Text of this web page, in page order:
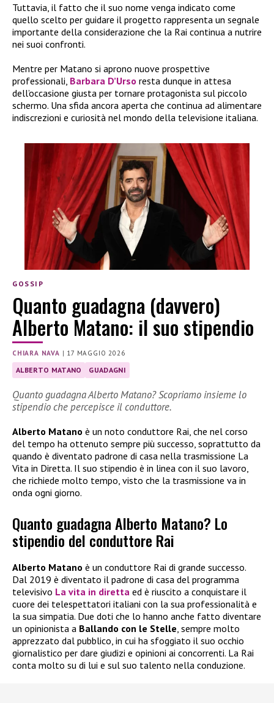
Tuttavia, il fatto che il suo nome venga indicato come
quello scelto per guidare il progetto rappresenta un segnale
importante della considerazione che la Rai continua a nutrire
nei suoi confronti.
Mentre per Matano si aprono nuove prospettive
professionali, Barbara D’Urso resta dunque in attesa
dell’occasione giusta per tornare protagonista sul piccolo
schermo. Una sfida ancora aperta che continua ad alimentare
indiscrezioni e curiosità nel mondo della televisione italiana.
GOSSIP
Quanto guadagna (davvero)
Alberto Matano: il suo stipendio
CHIARA NAVA | 17 MAGGIO 2026
ALBERTO MATANO GUADAGNI
Quanto guadagna Alberto Matano? Scopriamo insieme lo
stipendio che percepisce il conduttore.
Alberto Matano è un noto conduttore Rai, che nel corso
del tempo ha ottenuto sempre più successo, soprattutto da
quando è diventato padrone di casa nella trasmissione La
Vita in Diretta. Il suo stipendio è in linea con il suo lavoro,
che richiede molto tempo, visto che la trasmissione va in
onda ogni giorno.
Quanto guadagna Alberto Matano? Lo
stipendio del conduttore Rai
Alberto Matano è un conduttore Rai di grande successo.
Dal 2019 è diventato il padrone di casa del programma
televisivo La vita in diretta ed è riuscito a conquistare il
cuore dei telespettatori italiani con la sua professionalità e
la sua simpatia. Due doti che lo hanno anche fatto diventare
un opinionista a Ballando con le Stelle, sempre molto
apprezzato dal pubblico, in cui ha sfoggiato il suo occhio
giornalistico per dare giudizi e opinioni ai concorrenti. La Rai
conta molto su di lui e sul suo talento nella conduzione.